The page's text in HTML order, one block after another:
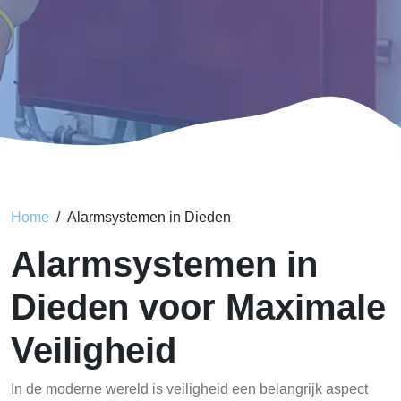
Home Alarmsystemen in Dieden
Alarmsystemen in
Dieden voor Maximale
Veiligheid
In de moderne wereld is veiligheid een belangrijk aspect